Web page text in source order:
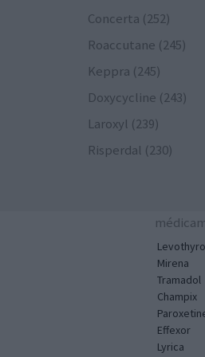
Concerta (252)
Roaccutane (245)
Keppra (245)
Doxycycline (243)
Laroxyl (239)
Risperdal (230)
Mirena
Tramadol
Champix
Effexor
Lyrica